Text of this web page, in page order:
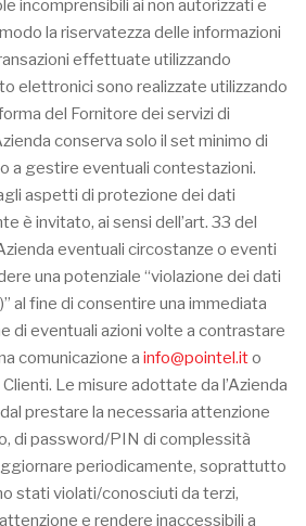
incomprensibili ai non autorizzati e
la riservatezza delle informazioni
effettuate utilizzando
elettronici sono realizzate utilizzando
del Fornitore dei servizi di
conserva solo il set minimo di
a gestire eventuali contestazioni.
aspetti di protezione dei dati
è invitato, ai sensi dell’art. 33 del
eventuali circostanze o eventi
una potenziale “violazione dei dati
al fine di consentire una immediata
di eventuali azioni volte a contrastare
comunicazione a info@pointel.ito
Le misure adottate da l’Azienda
prestare la necessaria attenzione
di password/PIN di complessità
periodicamente, soprattutto
stati violati/conosciuti da terzi,
e rendere inaccessibili a